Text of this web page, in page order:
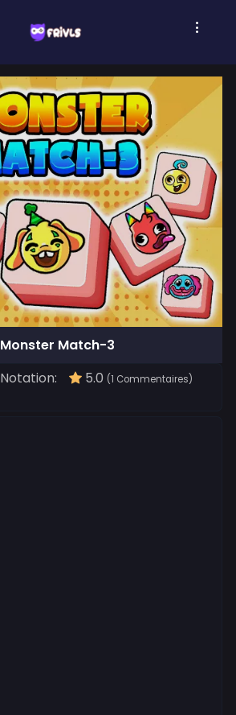
Monster Match-3
Notation: 5.0 (1 Commentaires)